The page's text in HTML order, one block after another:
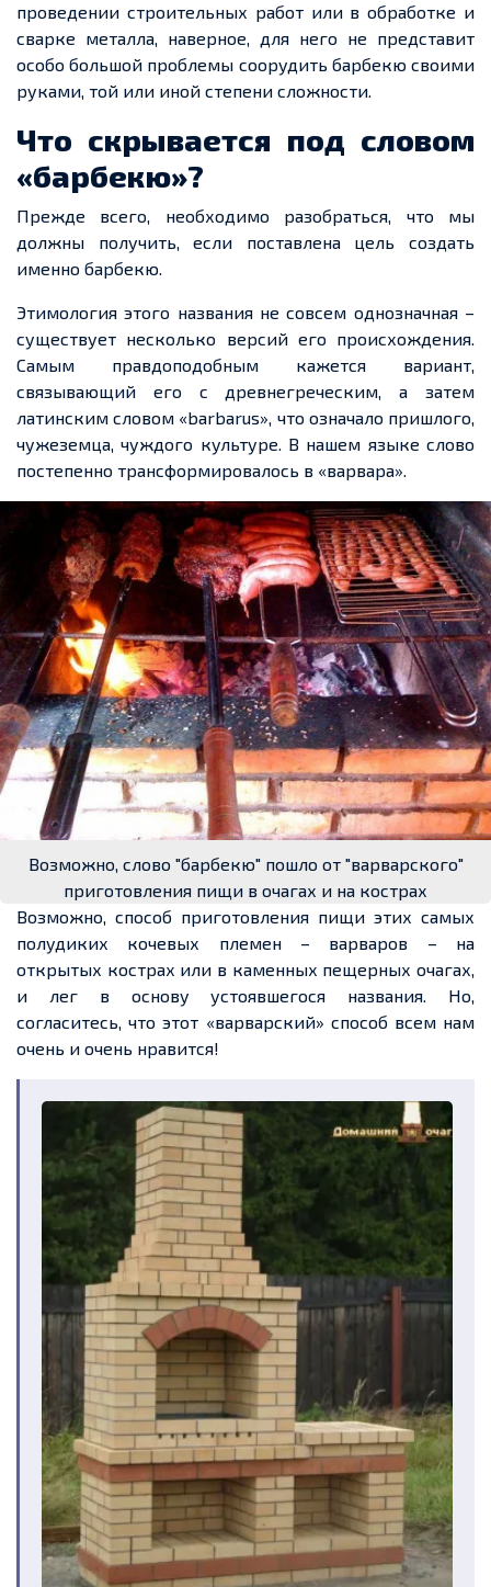
проведении строительных работ или в обработке и
сварке металла, наверное, для него не представит
особо большой проблемы соорудить барбекю своими
руками, той или иной степени сложности.
Что скрывается под словом
«барбекю»?
Прежде всего, необходимо разобраться, что мы
должны получить, если поставлена цель создать
именно барбекю.
Этимология этого названия не совсем однозначная –
существует несколько версий его происхождения.
Самым правдоподобным кажется вариант,
связывающий его с древнегреческим, а затем
латинским словом «barbarus», что означало пришлого,
чужеземца, чуждого культуре. В нашем языке слово
постепенно трансформировалось в «варвара».
Возможно, слово "барбекю" пошло от "варварского"
приготовления пищи в очагах и на кострах
Возможно, способ приготовления пищи этих самых
полудиких кочевых племен– варваров – на
открытых кострах или в каменных пещерных очагах,
и легв основу устоявшегося названия. Но,
согласитесь, что этот «варварский» способ всемнам
очень и очень нравится!